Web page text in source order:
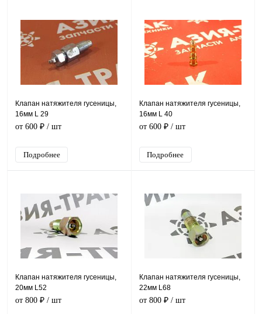
Клапан натяжителя гусеницы,
16мм L 29
от 600 ₽ / шт
Подробнее
Клапан натяжителя гусеницы,
16мм L 40
от 600 ₽/ шт
Подробнее
Клапан натяжителя гусеницы,
20мм L52
от 800 ₽ / шт
Клапан натяжителя гусеницы,
22мм L68
от 800 ₽/ шт